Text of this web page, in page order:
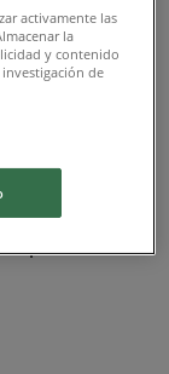
Ropa, Zapatos y
locales
activamente las
la
y contenido
de